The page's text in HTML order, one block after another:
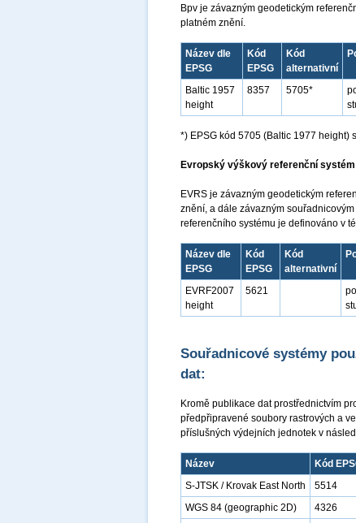
Bpv je závazným geodetickým
platném znění.
Název dle
EPSG
Kód
EPSG
Kód
alternativní
Baltic 1957
height
8357 5705*
*) EPSG kód 5705 (Baltic 1977 height)
Evropský výškový referenční systém
EVRS je závazným geodetickým
znění, a dále závazným
referenčního systému je definováno v
Název dle
EPSG
Kód
EPSG
Kód
alternativní
EVRF2007
height
5621
Souřadnicové systémy
dat:
Kromě publikace dat prostřednictvím
předpřipravené soubory rastrových a
příslušných výdejních jednotek v
Název
Kód
S-JTSK / Krovak East North
5514
WGS 84 (geographic 2D)
4326